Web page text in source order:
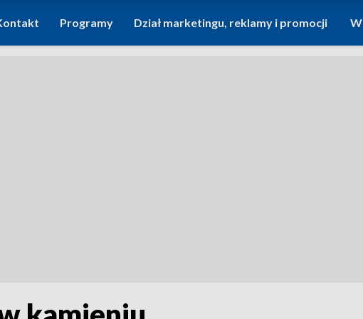
Programy Dział marketingu, reklamy i promocji